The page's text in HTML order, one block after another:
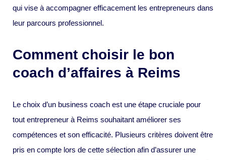
qui vise à accompagner efficacement les entrepreneurs dans
leur parcours professionnel.
Comment choisir le bon
coach d’affaires à Reims
Le choix d’un business coach est une étape cruciale pour
tout entrepreneur à Reims souhaitant améliorer ses
compétences et son efficacité. Plusieurs critères doivent être
pris en compte lors de cette sélection afin d’assurer une